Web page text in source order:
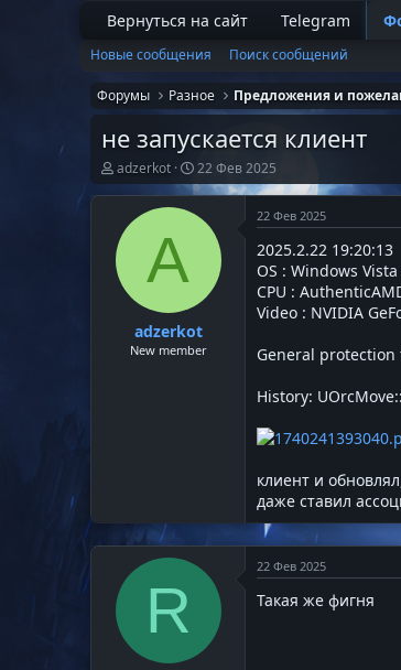
Вернуться на сайт Telegram
Новые сообщения Поиск сообщений
Форумы Разное Предложения и
не запускается клиент
А
в
т
р
т
е
м
adzerkot
Д
а
т
а
л
а
22 Фев 2025
A
adzerkot
New member
22 Фев 2025
2025.2.22 19:20:13
OS : Windows
CPU :
Video : NVIDIA
General protection
History:
клиент и
даже ставил
R
22 Фев 2025
Такая же фигня